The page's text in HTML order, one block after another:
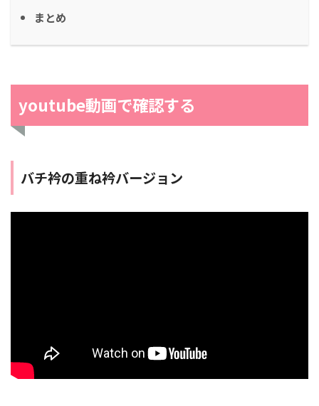
まとめ
youtube動画で確認する
バチ衿の重ね衿バージョン